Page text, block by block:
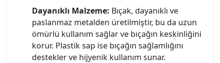
Dayanıklı Malzeme: Bıçak, dayanıklı ve
paslanmaz metalden üretilmiştir, bu da uzun
ömürlü kullanım sağlar ve bıçağın keskinliğini
korur. Plastik sap ise bıçağın sağlamlığını
destekler ve hijyenik kullanım sunar.